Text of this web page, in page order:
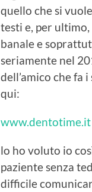
quello che si
testi e, per
banale e
seriamente nel
dell’amico che
qui:
www.dentotime.it
lo ho voluto io
paziente senza
difficile